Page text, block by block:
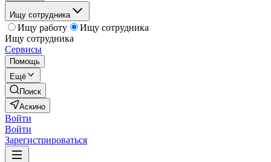
Ищу сотрудника
Ищу работу
Ищу сотрудника
Ищу сотрудника
Сервисы
Помощь
Ещё
Поиск
Аскино
Войти
Войти
Зарегистрироваться